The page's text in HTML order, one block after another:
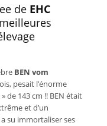
de EHC
BEN vom
pesait l’énorme
de 143 cm !! BEN était
et d’un
su immortaliser ses